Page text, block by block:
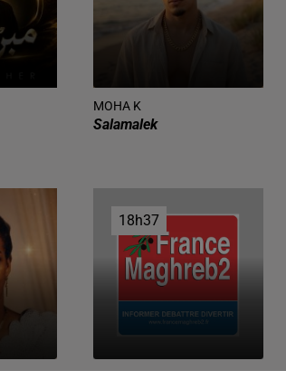
MOHA K
Salamalek
18h37
18h37